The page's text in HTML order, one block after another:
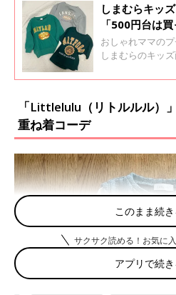
しまむらキッ
「500円台は
レーナーおす
おしゃれママの
しまむらのキッ
介します♪ ぜひ
「Littlelulu（リトルルル）
重ね着コーデ
このまま続
サクサク読める！お気に
アプリで続